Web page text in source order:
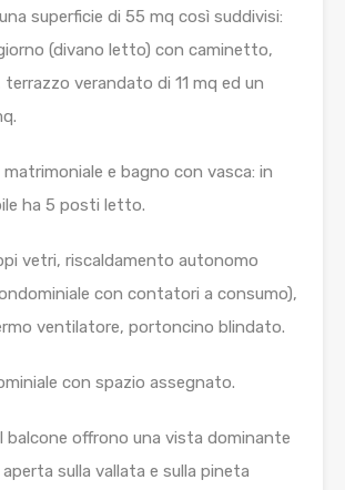
superficie di 55 mq così suddivisi:
(divano letto) con caminetto,
verandato di 11 mq ed un
matrimoniale e bagno con vasca: in
ha 5 posti letto.
vetri, riscaldamento autonomo
con contatori a consumo),
ventilatore, portoncino blindato.
con spazio assegnato.
balcone offrono una vista dominante
sulla vallata e sulla pineta